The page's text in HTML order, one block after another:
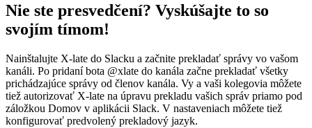
Nie ste presvedčení? Vyskúšajte to so
svojím tímom!
Nainštalujte X-late do Slacku a začnite prekladať správy vo vašom
kanáli. Po pridaní bota @xlate do kanála začne prekladať všetky
prichádzajúce správy od členov kanála. Vy a vaši kolegovia môžete
tiež autorizovať X-late na úpravu prekladu vašich správ priamo pod
záložkou Domov v aplikácii Slack. V nastaveniach môžete tiež
konfigurovať predvolený prekladový jazyk.